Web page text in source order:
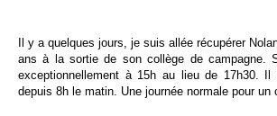
Il y a quelques jours, je suis allée récupérer
ans à la sortie de son collège de campagne.
exceptionnellement à 15h au lieu de 17h30.
depuis 8h le matin. Une journée normale pour un